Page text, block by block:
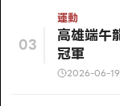
03
運動
高雄端午
冠軍
2026-06-